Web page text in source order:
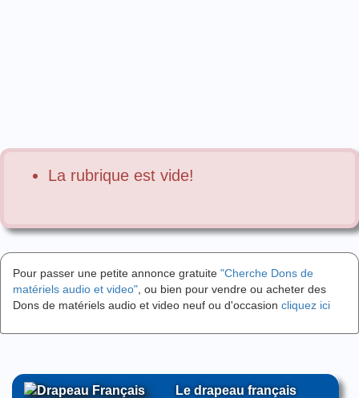
La rubrique est vide!
Pour passer une petite annonce gratuite "Cherche Dons de
matériels audio et video" , ou bien pour vendre ou acheter des
Dons de matériels audio et video neuf ou d'occasion cliquez ici
Le drapeau français